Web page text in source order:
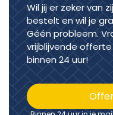
Wil jij er zeker van
bestelt en wil je
Géén probleem.
vrijblijvende
binnen 24 uur!